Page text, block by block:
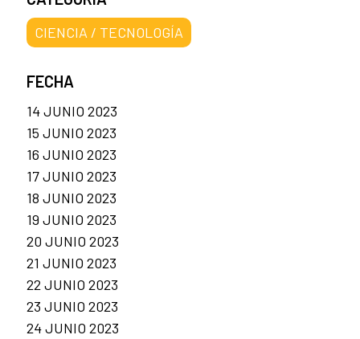
CIENCIA / TECNOLOGÍA
FECHA
14 JUNIO 2023
15 JUNIO 2023
16 JUNIO 2023
17 JUNIO 2023
18 JUNIO 2023
19 JUNIO 2023
20 JUNIO 2023
21 JUNIO 2023
22 JUNIO 2023
23 JUNIO 2023
24 JUNIO 2023